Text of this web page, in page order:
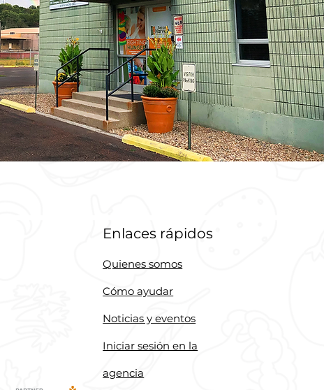
Enlaces rápidos
Quienes somos
Cómo ayudar
Noticias y eventos
Iniciar sesión en la
agencia